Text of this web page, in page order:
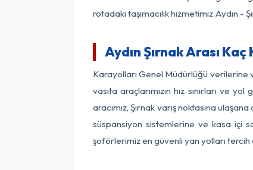
rotadaki taşımacılık hizmetimiz Aydın -
Aydın Şırnak Arası
Karayolları Genel Müdürlüğü verilerine
vasıta araçlarımızın hız sınırları ve
aracımız, Şırnak varış noktasına
süspansiyon sistemlerine ve kasa içi
şoförlerimiz en güvenli yan yolları